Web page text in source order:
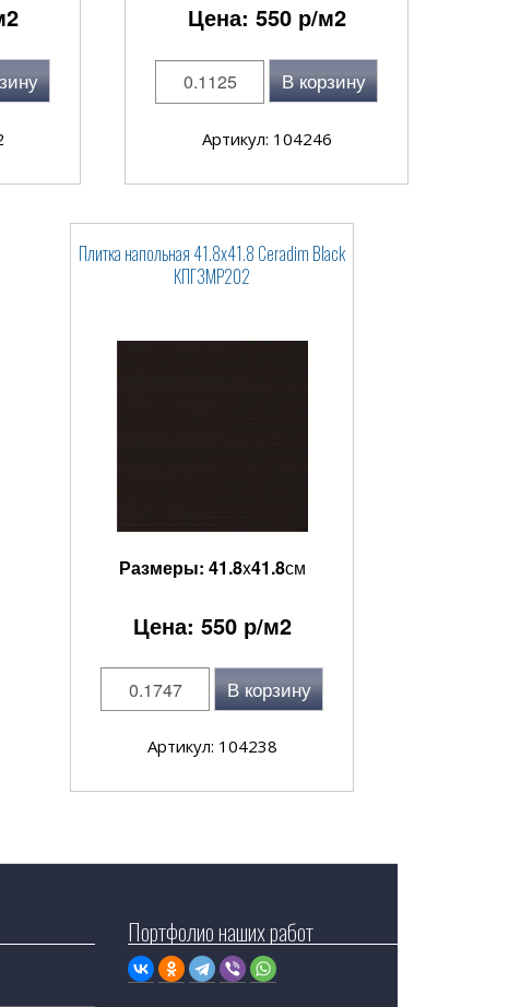
Цена: 550р/м2
В корзину
Артикул: 104246
Плитка напольная 41.8x41.8 Ceradim Black
КПГ3МР202
Размеры: 41.8x41.8см
Цена: 550р/м2
В корзину
Артикул: 104238
Портфолио наших работ